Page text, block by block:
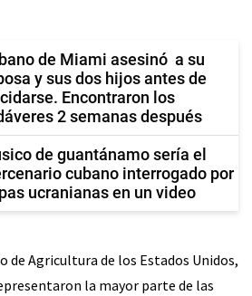
de Miami asesinó a su
y sus dos hijos antes de
Encontraron los
2 semanas después
de guantánamo sería el
cubano interrogado por
ucranianas en un video
de Agricultura de los Estados Unidos,
la mayor parte de las